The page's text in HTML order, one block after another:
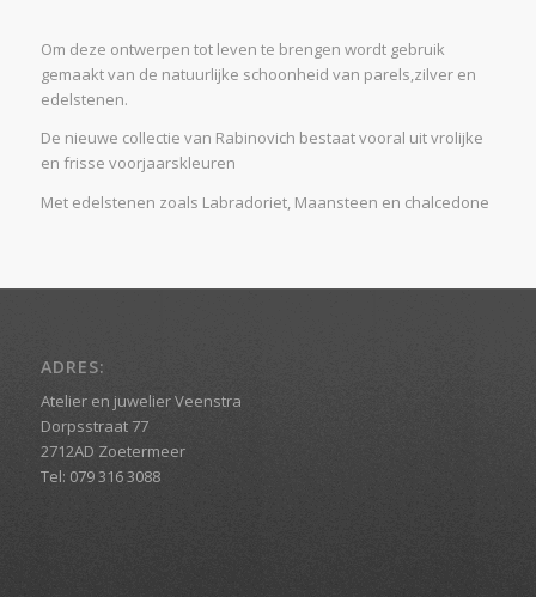
Om deze ontwerpen tot leven te brengen wordt gebruik
gemaakt van de natuurlijke schoonheid van parels,zilver en
edelstenen.
De nieuwe collectie van Rabinovich bestaat vooral uit vrolijke
en frisse voorjaarskleuren
Met edelstenen zoals Labradoriet, Maansteen en chalcedone
ADRES:
Atelier en juwelier Veenstra
Dorpsstraat 77
2712AD Zoetermeer
Tel: 079 316 3088